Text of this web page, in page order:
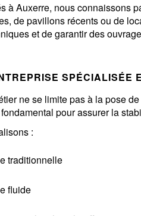
àAuxerre, nous connaissons
de pavillons récents ou de
et de garantir des
SPÉCIALISÉE
ne se limite pas à la pose
pour assurer la
:
traditionnelle
fluide